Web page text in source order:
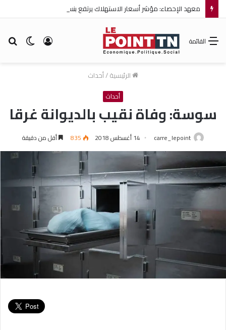
الوضع تسجيل
القائمة
الرئيسية/أحداث
أحداث
سوسة: وفاة نقيب بالديوانة غرقا
carre_lepoint 14 أغسطس 2018 835 أقل من دقيقة